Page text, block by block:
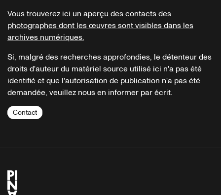
Vous trouverez ici un aperçu des contacts des
photographes dont les œuvres sont visibles dans les
archives numériques.
Si, malgré des recherches approfondies, le détenteur des
droits d'auteur du matériel source utilisé ici n'a pas été
identifié et que l'autorisation de publication n'a pas été
demandée, veuillez nous en informer par écrit.
Contact